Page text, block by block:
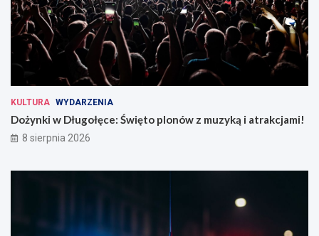
KULTURA WYDARZENIA
Dożynki w Długołęce: Święto plonów z muzyką i atrakcjami!
8 sierpnia 2026